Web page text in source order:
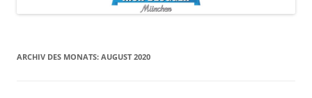
ARCHIV DES MONATS: AUGUST 2020